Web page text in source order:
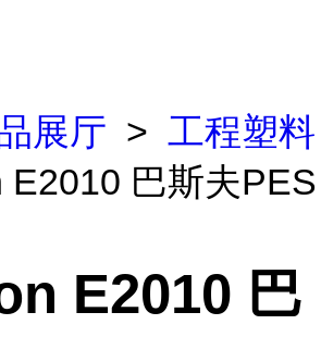
展厅 > 工程塑料
E2010 巴斯夫PES
E2010 巴